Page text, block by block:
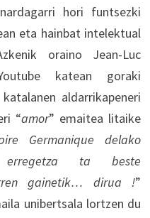
hori funtsezki
eta hainbat intelektual
oraino Jean-Luc
katean goraki
aldarrikapeneri
“amor” emaitea litaike
Germanique delako
erregetza ta beste
gainetik… dirua !”
unibertsala lortzen du